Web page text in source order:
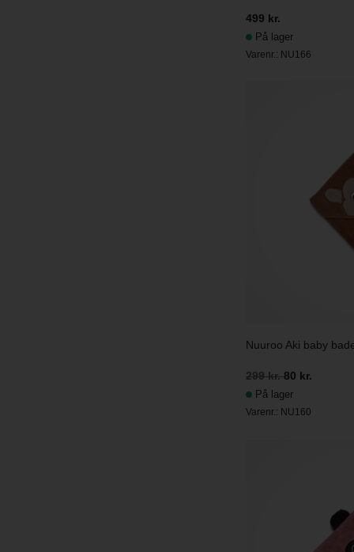
499 kr.
På lager
Varenr.: NU166
Nuuroo Aki baby
299 kr.80 kr.
På lager
Varenr.: NU160